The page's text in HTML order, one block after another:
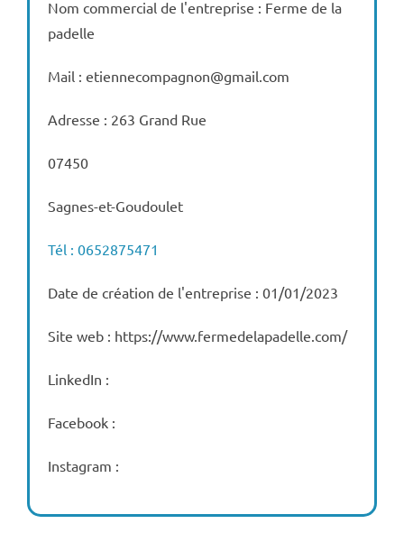
Nom commercial de l'entreprise : Ferme de la
padelle
Mail : etiennecompagnon@gmail.com
Adresse : 263 Grand Rue
07450
Sagnes-et-Goudoulet
Tél : 0652875471
Date de création de l'entreprise : 01/01/2023
Site web : https://www.fermedelapadelle.com/
LinkedIn :
Facebook :
Instagram :